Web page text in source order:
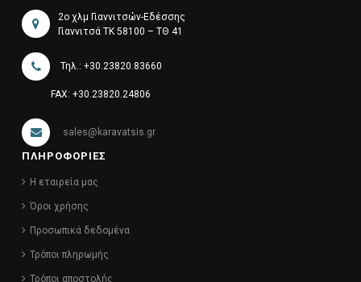
2ο χλμ Γιαννιτσών-Εδέσσης
Γιαννιτσά ΤΚ 58100 – ΤΘ 41
Τηλ.: +30.23820.83660
FAX: +30.23820.24806
sales@karavatsis.gr
ΠΛΗΡΟΦΟΡΙΕΣ
Η εταιρεία μας
Όροι χρήσης
Προσωπικά δεδομένα
Τρόποι πληρωμής
Τρόποι αποστολής